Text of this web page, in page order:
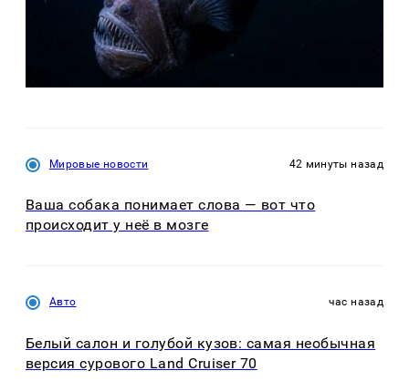
Мировые новости 42 минуты назад
Ваша собака понимает слова — вот что
происходит у неё в мозге
Авто час назад
Белый салон и голубой кузов: самая необычная
версия сурового Land Cruiser 70